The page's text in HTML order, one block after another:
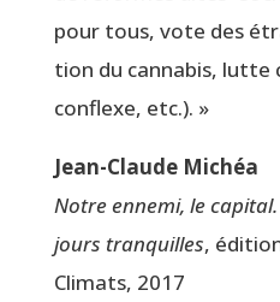
pour tous, vote des
tion du can­na­bis, lutte
con­flexe, etc.). »
Jean-Claude Michéa
Notre enne­mi, le
jours tran­quilles,
Cli­mats, 2017